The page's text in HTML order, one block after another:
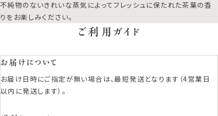
不純物のないきれいな蒸気によってフレッシュに保たれた茶葉の香
りをお楽しみください。
ご利用ガイド
お届けについて
お届け日時にご指定が無い場合は、最短発送となります（4営業日
以内に発送します）。